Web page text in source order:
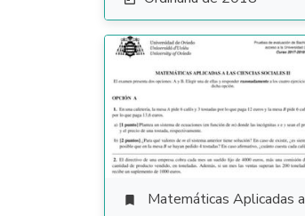
 Matemáticas Aplicadas a las Ciencias Sociales